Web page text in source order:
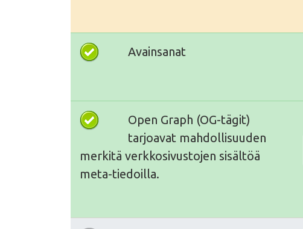
Avainsanat
Open Graph (OG-tägit)
tarjoavat mahdollisuuden
merkitä verkkosivustojen sisältöä
meta-tiedoilla.